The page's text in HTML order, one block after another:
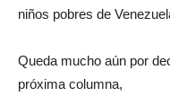
niños pobres de
Queda mucho aún por
próxima columna,